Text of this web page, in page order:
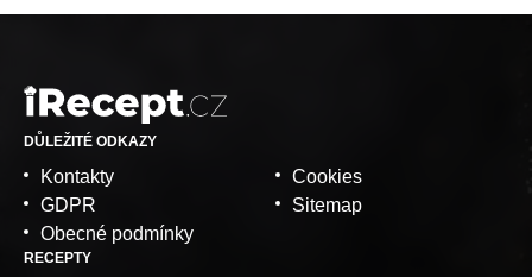
DŮLEŽITÉ ODKAZY
Kontakty
GDPR
Obecné podmínky
Cookies
Sitemap
RECEPTY